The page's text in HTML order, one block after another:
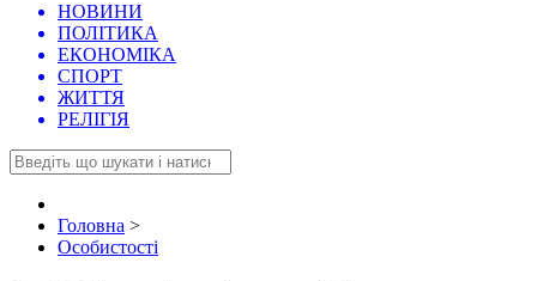
НОВИНИ
ПОЛІТИКА
ЕКОНОМІКА
СПОРТ
ЖИТТЯ
РЕЛІГІЯ
Головна >
Особистості